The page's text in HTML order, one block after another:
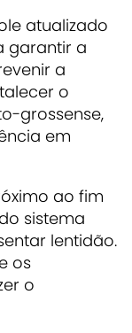
atualizado
garantir a
a
o
grossense,
em
ao fim
sistema
lentidão.
os
o